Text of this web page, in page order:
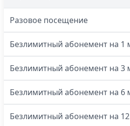
Разовое посещение
Безлимитный абонемент на 1
Безлимитный абонемент на 3
Безлимитный абонемент на 6
Безлимитный абонемент на